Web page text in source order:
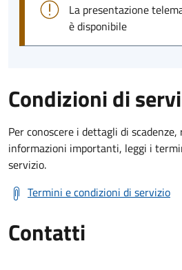
La presentazione
è disponibile
Condizioni di
Per conoscere i dettagli di
informazioni importanti, leggi i
servizio.
Termini e condizioni di servizio
Contatti